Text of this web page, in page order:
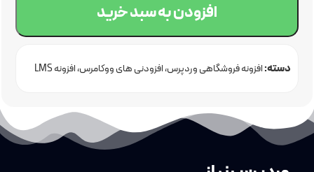
افزودن به سبد خرید
دسته:افزونه فروشگاهی وردپرس افزودنی های ووکامرس
افزونه LMS